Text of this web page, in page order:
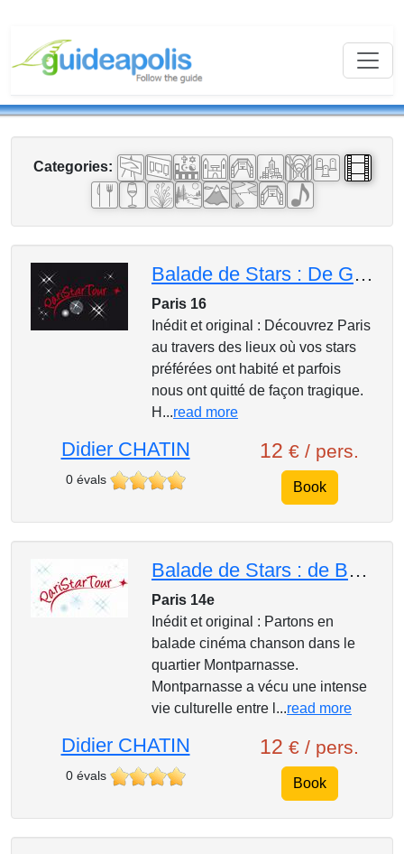
Categories:
Balade de Stars : De Gabin à Fernandel
Paris 16
Inédit et original : Découvrez Paris
au travers des lieux où vos stars
préférées ont habité et parfois
nous ont quitté de façon tragique.
H...read more
Didier CHATIN
0 évals
12 € / pers.
Book
Balade de Stars : de Belmondo à Brassens
Paris 14e
Inédit et original : Partons en
balade cinéma chanson dans le
quartier Montparnasse.
Montparnasse a vécu une intense
vie culturelle entre l...read more
Didier CHATIN
0 évals
12 € / pers.
Book